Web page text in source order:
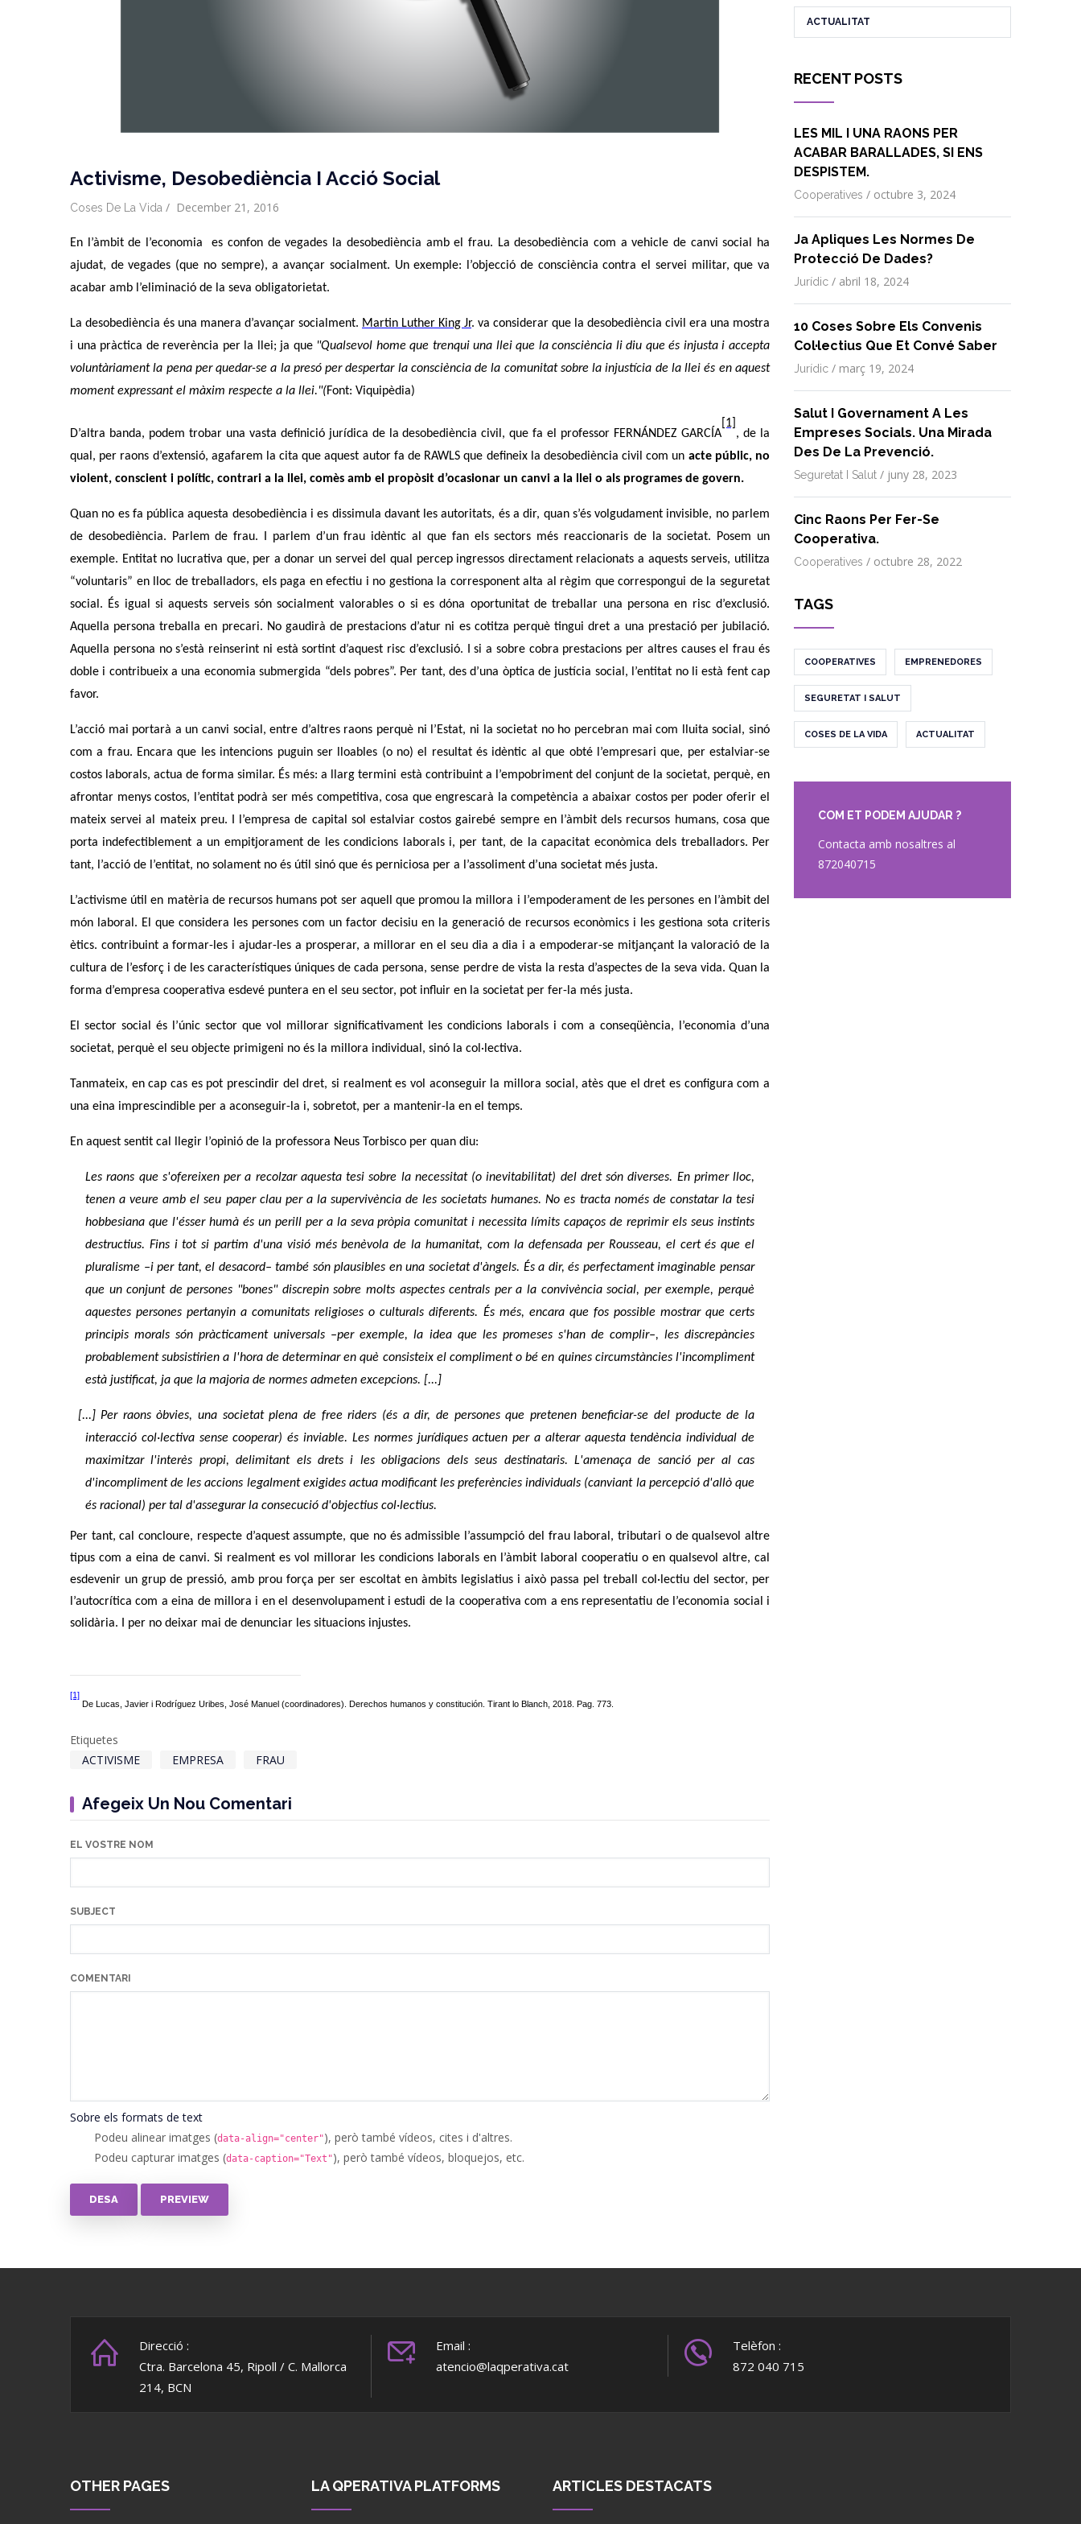
Activisme, Desobediència I Acció Social
Coses De La Vida / December 21, 2016
En l’àmbit de l’economia es confon de vegades la desobediència amb el frau. La desobediència com a vehicle de canvi social ha
ajudat, de vegades (que no sempre), a avançar socialment. Un exemple: l’objecció de consciència contra el servei militar, que va
acabar amb l’eliminació de la seva obligatorietat.
La desobediència és una manera d’avançar socialment. Martin Luther King Jr. va considerar que la desobediència civil era una mostra
i una pràctica de reverència per la llei; ja que "Qualsevol home que trenqui una llei que la consciència li diu que és injusta i accepta
voluntàriament la pena per quedar-se a la presó per despertar la consciència de la comunitat sobre la injustícia de la llei és en aquest
moment expressant el màxim respecte a la llei."(Font: Viquipèdia)
D’altra banda, podem trobar una vasta definició jurídica de la desobediència civil, que fa el professor FERNÁNDEZ GARCÍA
[1]
, de la
qual, per raons d’extensió, agafarem la cita que aquest autor fa de RAWLS que defineix la desobediència civil com un acte públic, no
violent, conscient i polític, contrari a la llei, comès amb el propòsit d’ocasionar un canvi a la llei o als programes de govern.
Quan no es fa pública aquesta desobediència i es dissimula davant les autoritats, és a dir, quan s’és volgudament invisible, no parlem
de desobediència. Parlem de frau. I parlem d’un frau idèntic al que fan els sectors més reaccionaris de la societat. Posem un
exemple. Entitat no lucrativa que, per a donar un servei del qual percep ingressos directament relacionats a aquests serveis, utilitza
“voluntaris” en lloc de treballadors, els paga en efectiu i no gestiona la corresponent alta al règim que correspongui de la seguretat
social. És igual si aquests serveis són socialment valorables o si es dóna oportunitat de treballar una persona en risc d’exclusió.
Aquella persona treballa en precari. No gaudirà de prestacions d’atur ni es cotitza perquè tingui dret a una prestació per jubilació.
Aquella persona no s’està reinserint ni està sortint d’aquest risc d’exclusió. I si a sobre cobra prestacions per altres causes el frau és
doble i contribueix a una economia submergida “dels pobres”. Per tant, des d’una òptica de justícia social, l’entitat no li està fent cap
favor.
L’acció mai portarà a un canvi social, entre d’altres raons perquè ni l’Estat, ni la societat no ho percebran mai com lluita social, sinó
com a frau. Encara que les intencions puguin ser lloables (o no) el resultat és idèntic al que obté l’empresari que, per estalviar-se
costos laborals, actua de forma similar. És més: a llarg termini està contribuint a l’empobriment del conjunt de la societat, perquè, en
afrontar menys costos, l’entitat podrà ser més competitiva, cosa que engrescarà la competència a abaixar costos per poder oferir el
mateix servei al mateix preu. I l’empresa de capital sol estalviar costos gairebé sempre en l’àmbit dels recursos humans, cosa que
porta indefectiblement a un empitjorament de les condicions laborals i, per tant, de la capacitat econòmica dels treballadors. Per
tant, l’acció de l’entitat, no solament no és útil sinó que és perniciosa per a l’assoliment d’una societat més justa.
L’activisme útil en matèria de recursos humans pot ser aquell que promou la millora i l’empoderament de les persones en l’àmbit del
món laboral. El que considera les persones com un factor decisiu en la generació de recursos econòmics i les gestiona sota criteris
ètics. contribuint a formar-les i ajudar-les a prosperar, a millorar en el seu dia a dia i a empoderar-se mitjançant la valoració de la
cultura de l’esforç i de les característiques úniques de cada persona, sense perdre de vista la resta d’aspectes de la seva vida. Quan la
forma d’empresa cooperativa esdevé puntera en el seu sector, pot influir en la societat per fer-la més justa.
El sector social és l’únic sector que vol millorar significativament les condicions laborals i com a conseqüència, l’economia d’una
societat, perquè el seu objecte primigeni no és la millora individual, sinó la col·lectiva.
Tanmateix, en cap cas es pot prescindir del dret, si realment es vol aconseguir la millora social, atès que el dret es configura com a
una eina imprescindible per a aconseguir-la i, sobretot, per a mantenir-la en el temps.
En aquest sentit cal llegir l’opinió de la professora Neus Torbisco per quan diu:
Les raons que s'ofereixen per a recolzar aquesta tesi sobre la necessitat (o inevitabilitat) del dret són diverses. En primer lloc,
tenen a veure amb el seu paper clau per a la supervivència de les societats humanes. No es tracta només de constatar la tesi
hobbesiana que l'ésser humà és un perill per a la seva pròpia comunitat i necessita límits capaços de reprimir els seus instints
destructius. Fins i tot si partim d'una visió més benèvola de la humanitat, com la defensada per Rousseau, el cert és que el
pluralisme –i per tant, el desacord– també són plausibles en una societat d'àngels. És a dir, és perfectament imaginable pensar
que un conjunt de persones "bones" discrepin sobre molts aspectes centrals per a la convivència social, per exemple, perquè
aquestes persones pertanyin a comunitats religioses o culturals diferents. És més, encara que fos possible mostrar que certs
principis morals són pràcticament universals –per exemple, la idea que les promeses s'han de complir–, les discrepàncies
probablement subsistirien a l'hora de determinar en què consisteix el compliment o bé en quines circumstàncies l'incompliment
està justificat, ja que la majoria de normes admeten excepcions. [...]
[...] Per raons òbvies, una societat plena de free riders (és a dir, de persones que pretenen beneficiar-se del producte de la
interacció col·lectiva sense cooperar) és inviable. Les normes jurídiques actuen per a alterar aquesta tendència individual de
maximitzar l'interès propi, delimitant els drets i les obligacions dels seus destinataris. L'amenaça de sanció per al cas
d'incompliment de les accions legalment exigides actua modificant les preferències individuals (canviant la percepció d'allò que
és racional) per tal d'assegurar la consecució d'objectius col·lectius.
Per tant, cal concloure, respecte d’aquest assumpte, que no és admissible l’assumpció del frau laboral, tributari o de qualsevol altre
tipus com a eina de canvi. Si realment es vol millorar les condicions laborals en l’àmbit laboral cooperatiu o en qualsevol altre, cal
esdevenir un grup de pressió, amb prou força per ser escoltat en àmbits legislatius i això passa pel treball col·lectiu del sector, per
l’autocrítica com a eina de millora i en el desenvolupament i estudi de la cooperativa com a ens representatiu de l’economia social i
solidària. I per no deixar mai de denunciar les situacions injustes.
[1]
De Lucas, Javier i Rodríguez Uribes, José Manuel (coordinadores). Derechos humanos y constitución. Tirant lo Blanch, 2018. Pag. 773.
Etiquetes
ACTIVISME
EMPRESA FRAU
Afegeix Un Nou Comentari
EL VOSTRE NOM
SUBJECT
COMENTARI
Sobre els formats de text
Podeu alinear imatges (data-align="center"), però també vídeos, cites i d'altres.
Podeu capturar imatges (data-caption="Text"), però també vídeos, bloquejos, etc.
ACTUALITAT
RECENT POSTS
LES MIL I UNA RAONS PER
ACABAR BARALLADES, SI ENS
DESPISTEM.
Cooperatives / octubre 3, 2024
Ja Apliques Les Normes De
Protecció De Dades?
Jurídic / abril 18, 2024
10 Coses Sobre Els Convenis
Col·lectius Que Et Convé Saber
Jurídic / març 19, 2024
Salut I Governament A Les
Empreses Socials. Una Mirada
Des De La Prevenció.
Seguretat I Salut / juny 28, 2023
Cinc Raons Per Fer-Se
Cooperativa.
Cooperatives / octubre 28, 2022
TAGS
COOPERATIVES EMPRENEDORES
SEGURETAT I SALUT
COSES DE LA VIDA ACTUALITAT
COM ET PODEM AJUDAR ?
Contacta amb nosaltres al
872040715
Direcció :
Ctra. Barcelona 45, Ripoll / C. Mallorca
214, BCN
Email :
atencio@laqperativa.cat
Telèfon :
872 040 715
OTHER PAGES LA QPERATIVA PLATFORMS ARTICLES DESTACATS